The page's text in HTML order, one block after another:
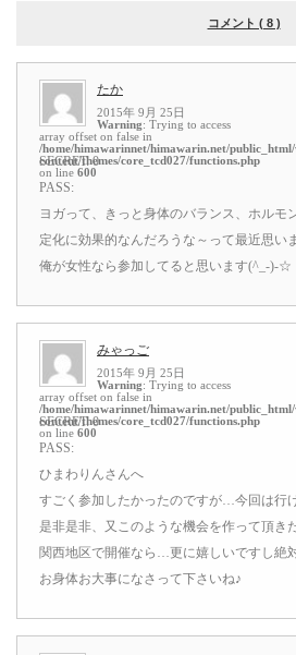
コメント ( 8 )
たか
2015年 9月 25日
Warning: Trying to access
array offset on false in
/home/himawarinnet/himawarin.net/
content/themes/core_tcd027/functions.php
on line 600
SECRET: 0
PASS:
ヨガって、きっと身体のバランス、ホルモ
定化に効果的なんだろうな～って最近思い
俺が女性なら参加してると思います(^_-)-☆
みゃっご
2015年 9月 25日
Warning: Trying to access
array offset on false in
/home/himawarinnet/himawarin.net/
content/themes/core_tcd027/functions.php
on line 600
SECRET: 0
PASS:
ひまわりんさんへ
すごく参加したかったのですが…今回は行
是非是非、又このような機会を作って頂き
関西地区で開催なら…更に嬉しいですし絶
お身体お大事になさって下さいね♪